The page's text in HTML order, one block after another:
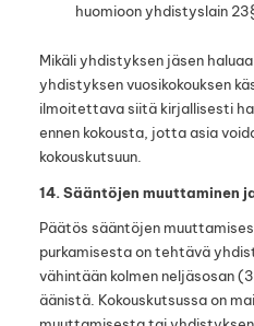
huomioon yhdistyslain
Mikäli yhdistyksen jäsen
yhdistyksen vuosikokouksen
ilmoitettava siitä kirjallisesti
ennen kokousta, jotta asia
kokouskutsuun.
14. Sääntöjen muuttaminen
Päätös sääntöjen
purkamisesta on tehtävä
vähintään kolmen neljäsosan
äänistä. Kokouskutsussa on